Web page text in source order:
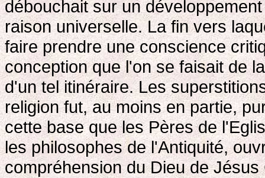
débouchait sur un
raison universelle. La fin vers
faire prendre une conscience
conception que l'on se faisait de
d'un tel itinéraire. Les
religion fut, au moins en partie,
cette base que les Pères de
les philosophes de l'Antiquité,
compréhension du Dieu de Jésus